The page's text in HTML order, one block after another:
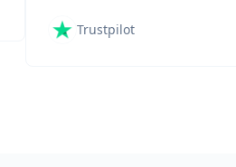
Trustpilot